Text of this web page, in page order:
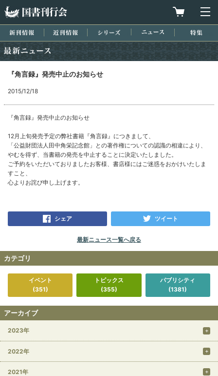
買物カゴを
新刊情報 近刊情報 シリーズ ニュース
『角言録』発売中止のお知らせ
2015/12/18
『角言録』発売中止のお知らせ
12月上旬発売予定の弊社書籍『角言録』につきまして、
「公益財団法人田中角栄記念館」との著作権についての認識の相違により、
やむを得ず、当書籍の発売を中止することに決定いたしました。
ご予約をいただいておりましたお客様、書店様にはご迷惑をおかけいたしま
すこと、
心よりお詫び申し上げます。
シェア ツイート
最新ニュース一覧へ戻る
カテゴリ
イベント
(351)
トピックス
(355)
パブリシティ
(1381)
アーカイブ
2023年
2022年
2021年